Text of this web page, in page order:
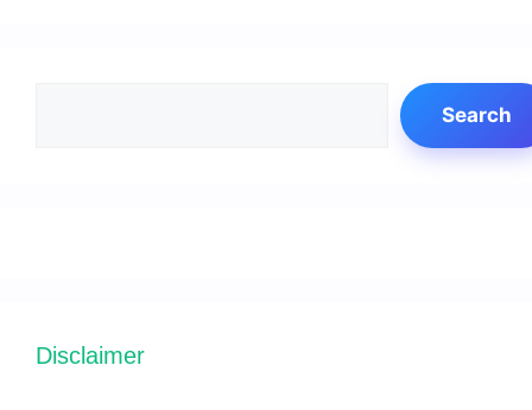
Search
Disclaimer